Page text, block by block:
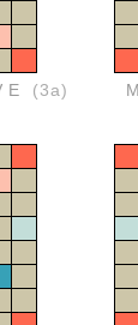
(3a)